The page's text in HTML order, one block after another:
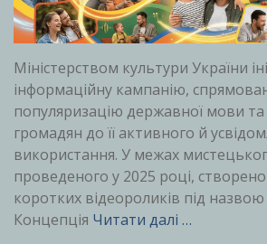
Міністерством культури України
інформаційну кампанію,
популяризацію державної мови та
громадян до її активного й
використання. У межах
проведеного у 2025 році,
коротких відеороликів під
Концепція Читати далі …